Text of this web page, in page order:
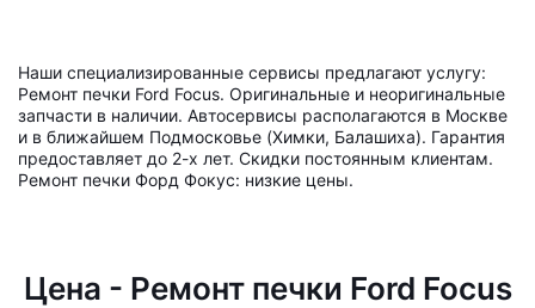
Наши специализированные сервисы предлагают услугу:
Ремонт печки Ford Focus. Оригинальные и неоригинальные
запчасти в наличии. Автосервисы располагаются в Москве
и в ближайшем Подмосковье (Химки, Балашиха). Гарантия
предоставляет до 2-х лет. Скидки постоянным клиентам.
Ремонт печки Форд Фокус: низкие цены.
Цена - Ремонт печки Ford Focus